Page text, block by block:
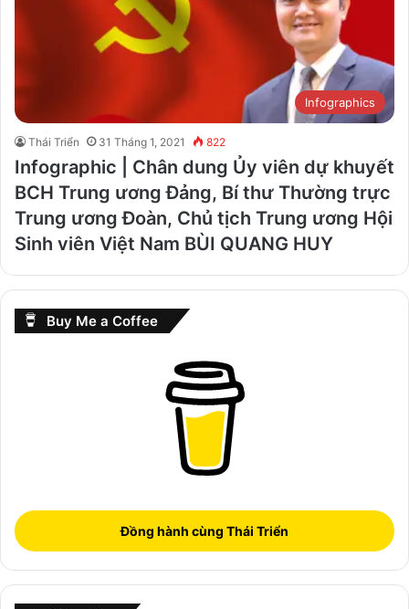
Infographics
Thái Triển 31 Tháng 1, 2021 822
Infographic | Chân dung Ủy viên dự khuyết
BCH Trung ương Đảng, Bí thư Thường trực
Trung ương Đoàn, Chủ tịch Trung ương Hội
Sinh viên Việt Nam BÙI QUANG HUY
Buy Me a Coffee
Đồng hành cùng Thái Triển